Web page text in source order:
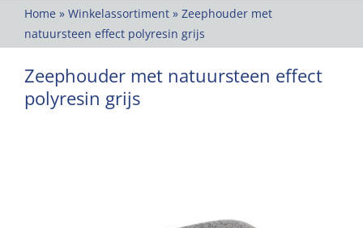
Home » Winkelassortiment » Zeephouder met
natuursteen effect polyresin grijs
Zeephouder met natuursteen effect
polyresin grijs